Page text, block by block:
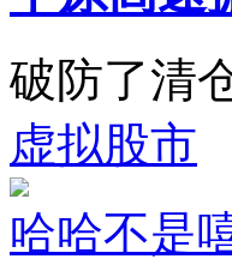
破防了清
虚拟股市
哈哈不是